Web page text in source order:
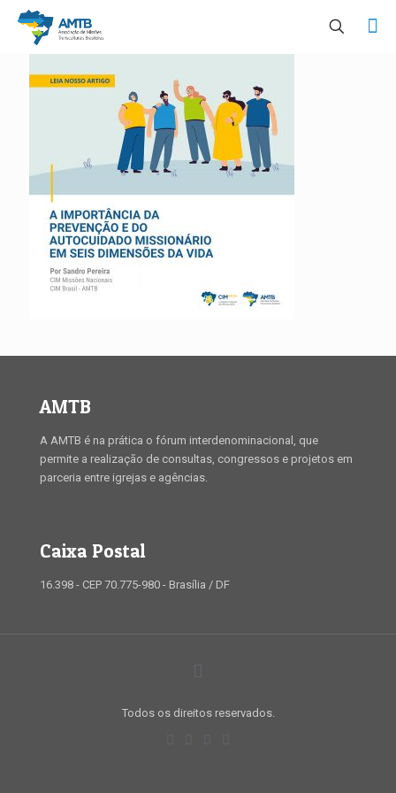
AMTB
A AMTB é na prática o fórum interdenominacional, que
permite a realização de consultas, congressos e projetos em
parceria entre igrejas e agências.
Caixa Postal
16.398 - CEP 70.775-980 - Brasília / DF
Todos os direitos reservados.